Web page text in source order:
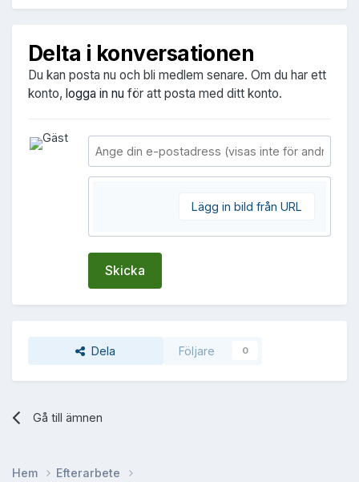
Delta i konversationen
Du kan posta nu och bli medlem senare. Om du har ett
konto, logga in nu för att posta med ditt konto.
Lägg in bild från URL
Skicka
Dela Följare 0
Gå till ämnen
Hem Efterarbete